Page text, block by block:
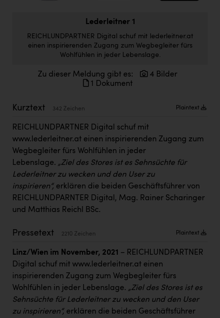
everfield
Immotech
INTERSPAR
INTERSPORT Austria
Jesolo
Jane Goodall Institute Austria
KEBA
KIWI Kinderwunsch Institut Dr. Loimer
KLIPP Frisör
Lederleitner 1
REICHLUNDPARTNER Digital schuf mit lederleitner.at
einen inspirierenden Zugang zum Wegbegleiter fürs
Wohlfühlen in jeder Lebenslage.
Zu dieser Meldung gibt es:
4 Bilder
1 Dokument
Kurztext 342 Zeichen Plaintext
REICHLUNDPARTNER Digital schuf mit
www.lederleitner.at einen inspirierenden Zugang zum
Wegbegleiter fürs Wohlfühlen in jeder
Lebenslage. „Ziel des Stores ist es Sehnsüchte für
Lederleitner zu wecken und den User zu
inspirieren“, erklären die beiden Geschäftsführer von
REICHLUNDPARNTER Digital, Mag. Rainer Scharinger
und Matthias Reichl BSc.
Pressetext 2210 Zeichen Plaintext
Linz/Wien im November, 2021 – REICHLUNDPARTNER
Digital schuf mit www.lederleitner.at einen
inspirierenden Zugang zum Wegbegleiter fürs
Wohlfühlen in jeder Lebenslage. „Ziel des Stores ist es
Sehnsüchte für Lederleitner zu wecken und den User
zu inspirieren“, erklären die beiden Geschäftsführer